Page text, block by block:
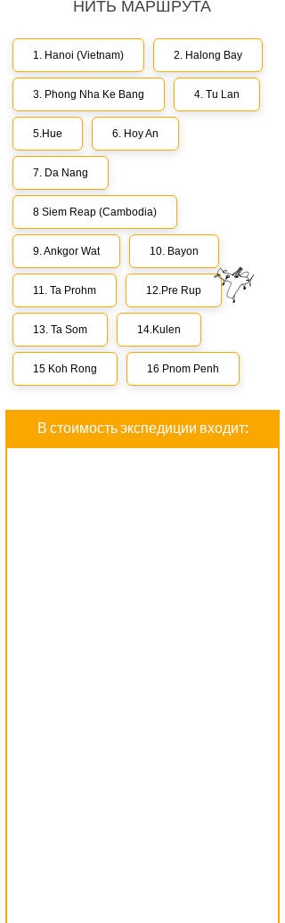
НИТЬ МАРШРУТА
1. Hanoi (Vietnam) 2. Halong Bay
3. Phong Nha Ke Bang 4. Tu Lan
5.Hue 6. Hoy An
7. Da Nang
8 Siem Reap (Cambodia)
9. Ankgor Wat 10. Bayon
11. Ta Prohm 12.Pre Rup
13. Ta Som 14.Kulen
15 Koh Rong 16 Pnom Penh
В стоимость экспедиции входит: